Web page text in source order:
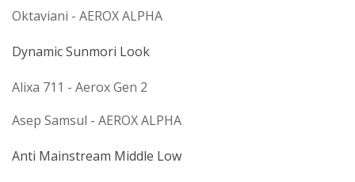
Oktaviani - AEROX ALPHA
Dynamic Sunmori Look
Alixa 711 - Aerox Gen 2
Asep Samsul - AEROX ALPHA
Anti Mainstream Middle Low